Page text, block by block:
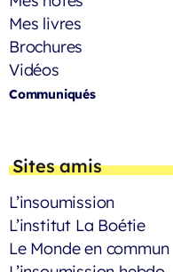
Mes livres
Brochures
Vidéos
Communiqués
Sites amis
L’insoumission
L’institut La Boétie
Le Monde en commun